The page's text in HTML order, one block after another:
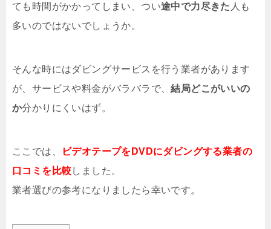
ても時間がかかってしまい、つい途中で力尽きた 人も
多いのではないでしょうか。
そんな時にはダビングサービスを行う業者があります
が、サービスや料金がバラバラで、結局どこがいいの
か分かりにくいはず。
ここでは、
ビデオテープをDVDにダビングする業者の
口コミを比較しました。
業者選びの参考になりましたら幸いです。